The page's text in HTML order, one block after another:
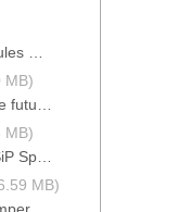
MB)
MB)
MB)